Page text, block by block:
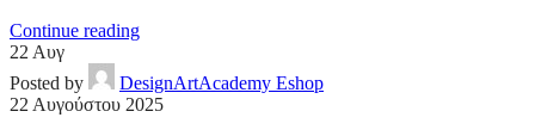
Continue reading
22 Αυγ
Posted by
DesignArtAcademy Eshop
22 Αυγούστου 2025